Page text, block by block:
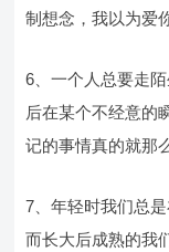
制想念，我以为爱
6、一个人总要走
后在某个不经意的
记的事情真的就那
7、年轻时我们总
而长大后成熟的我